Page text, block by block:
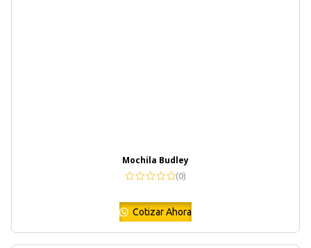
Mochila Budley
(0)
Cotizar Ahora